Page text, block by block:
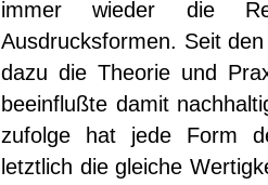
immer wieder die
Ausdrucksformen. Seit
dazu die Theorie und
beeinflußte damit
zufolge hat jede Form
letztlich die gleiche